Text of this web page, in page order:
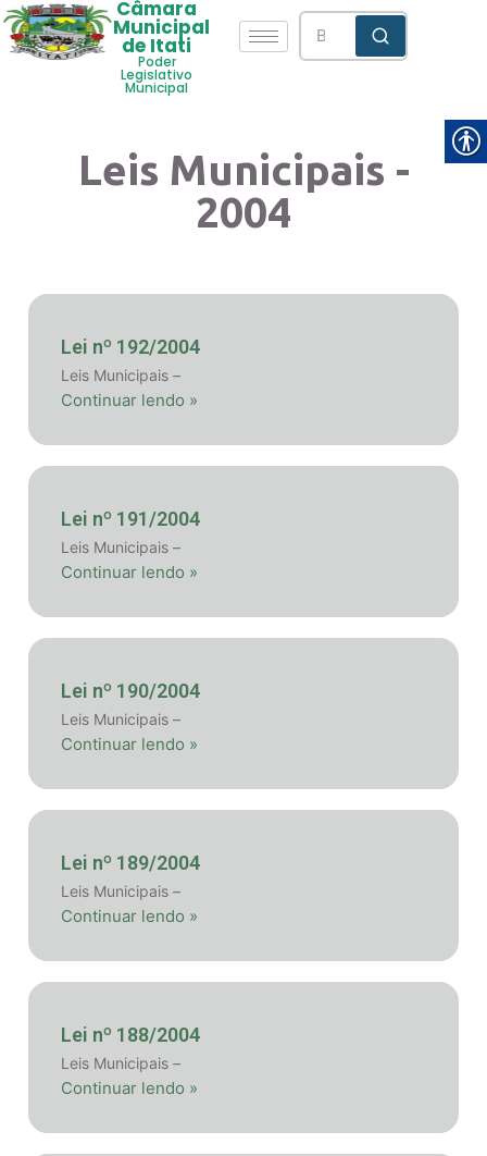
Câmara
Municipal
de Itati
Poder
Legislativo
Municipal
Leis Municipais -
2004
Lei nº 192/2004
Leis Municipais –
Continuar lendo »
Lei nº 191/2004
Leis Municipais –
Continuar lendo »
Lei nº 190/2004
Leis Municipais –
Continuar lendo »
Lei nº 189/2004
Leis Municipais –
Continuar lendo »
Lei nº 188/2004
Leis Municipais –
Continuar lendo »